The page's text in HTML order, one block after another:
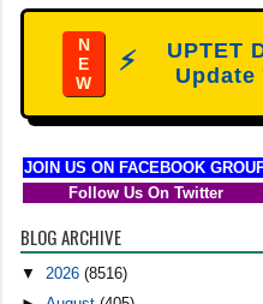
N
E
W
⚡
UPTET
Update
JOIN US ON FACEBOOK
Follow Us On Twitter
BLOG ARCHIVE
▼2026(8516)